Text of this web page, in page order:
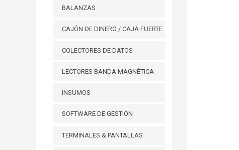
BALANZAS
CAJÓN DE DINERO / CAJA FUERTE
COLECTORES DE DATOS
LECTORES BANDA MAGNÉTICA
INSUMOS
SOFTWARE DE GESTIÓN
TERMINALES & PANTALLAS